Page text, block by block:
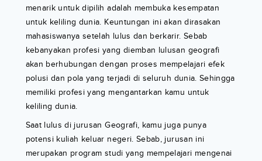
menarik untuk dipilih adalah membuka kesempatan
untuk keliling dunia. Keuntungan ini akan dirasakan
mahasiswanya setelah lulus dan berkarir. Sebab
kebanyakan profesi yang diemban lulusan geografi
akan berhubungan dengan proses mempelajari efek
polusi dan pola yang terjadi di seluruh dunia. Sehingga
memiliki profesi yang mengantarkan kamu untuk
keliling dunia.
Saat lulus di jurusan Geografi, kamu juga punya
potensi kuliah keluar negeri. Sebab, jurusan ini
merupakan program studi yang mempelajari mengenai